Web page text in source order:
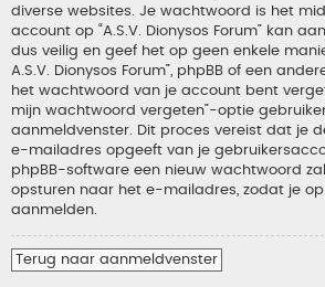
diverse websites. Je wachtwoord is het
account op “A.S.V. Dionysos Forum” kan
dus veilig en geef het op geen enkele
A.S.V. Dionysos Forum”, phpBB of een
het wachtwoord van je account bent
mijn wachtwoord vergeten”-optie
aanmeldvenster. Dit proces vereist dat je
e-mailadres opgeeft van je
phpBB-software een nieuw wachtwoord
opsturen naar het e-mailadres, zodat je
aanmelden.
Terug naar aanmeldvenster